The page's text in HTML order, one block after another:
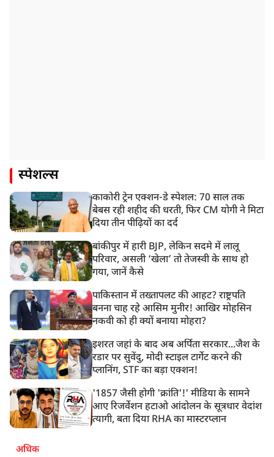
स्पेशल्स
काकोरी ट्रेन एक्शन-डे स्पेशल: 70 साल तक
बेबस रही शहीद की धरती, फिर CM योगी ने मिटा
दिया तीन पीढ़ियों का दर्द
बांकीपुर में हारी BJP, लेकिन सदमे में लालू
परिवार, असली ‘खेला’ तो तेजस्वी के साथ हो
गया, जानें कैसे
पाकिस्तान में तख्तापलट की आहट? राष्ट्रपति
बनना चाह रहे आसिम मुनीर! आखिर मोहसिन
नकवी को ही क्यों बनाया मोहरा?
इशरत जहां के बाद अब अर्पिता सरकार...जैश के
रडार पर सुवेंदु, मोदी स्टाइल टार्गेट करने की
प्लानिंग, STF का बड़ा एक्शन!
'1857 जैसी होगी 'क्रांति'!' मीडिया के सामने
आए रिजर्वेशन हटाओ आंदोलन के सूत्रधार वेदांश
त्यागी, बता दिया RHA का मास्टरप्लान
अधिक